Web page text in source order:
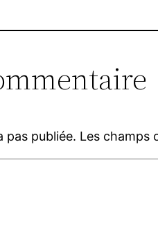
pas publiée. Les champs